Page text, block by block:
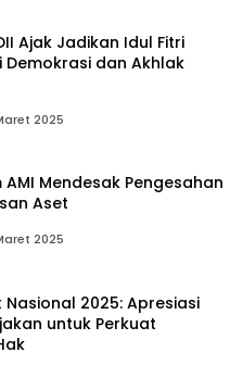
Ajak Jadikan Idul Fitri
Demokrasi dan Akhlak
2025
AMI Mendesak Pengesahan
Aset
2025
Nasional 2025: Apresiasi
untuk Perkuat